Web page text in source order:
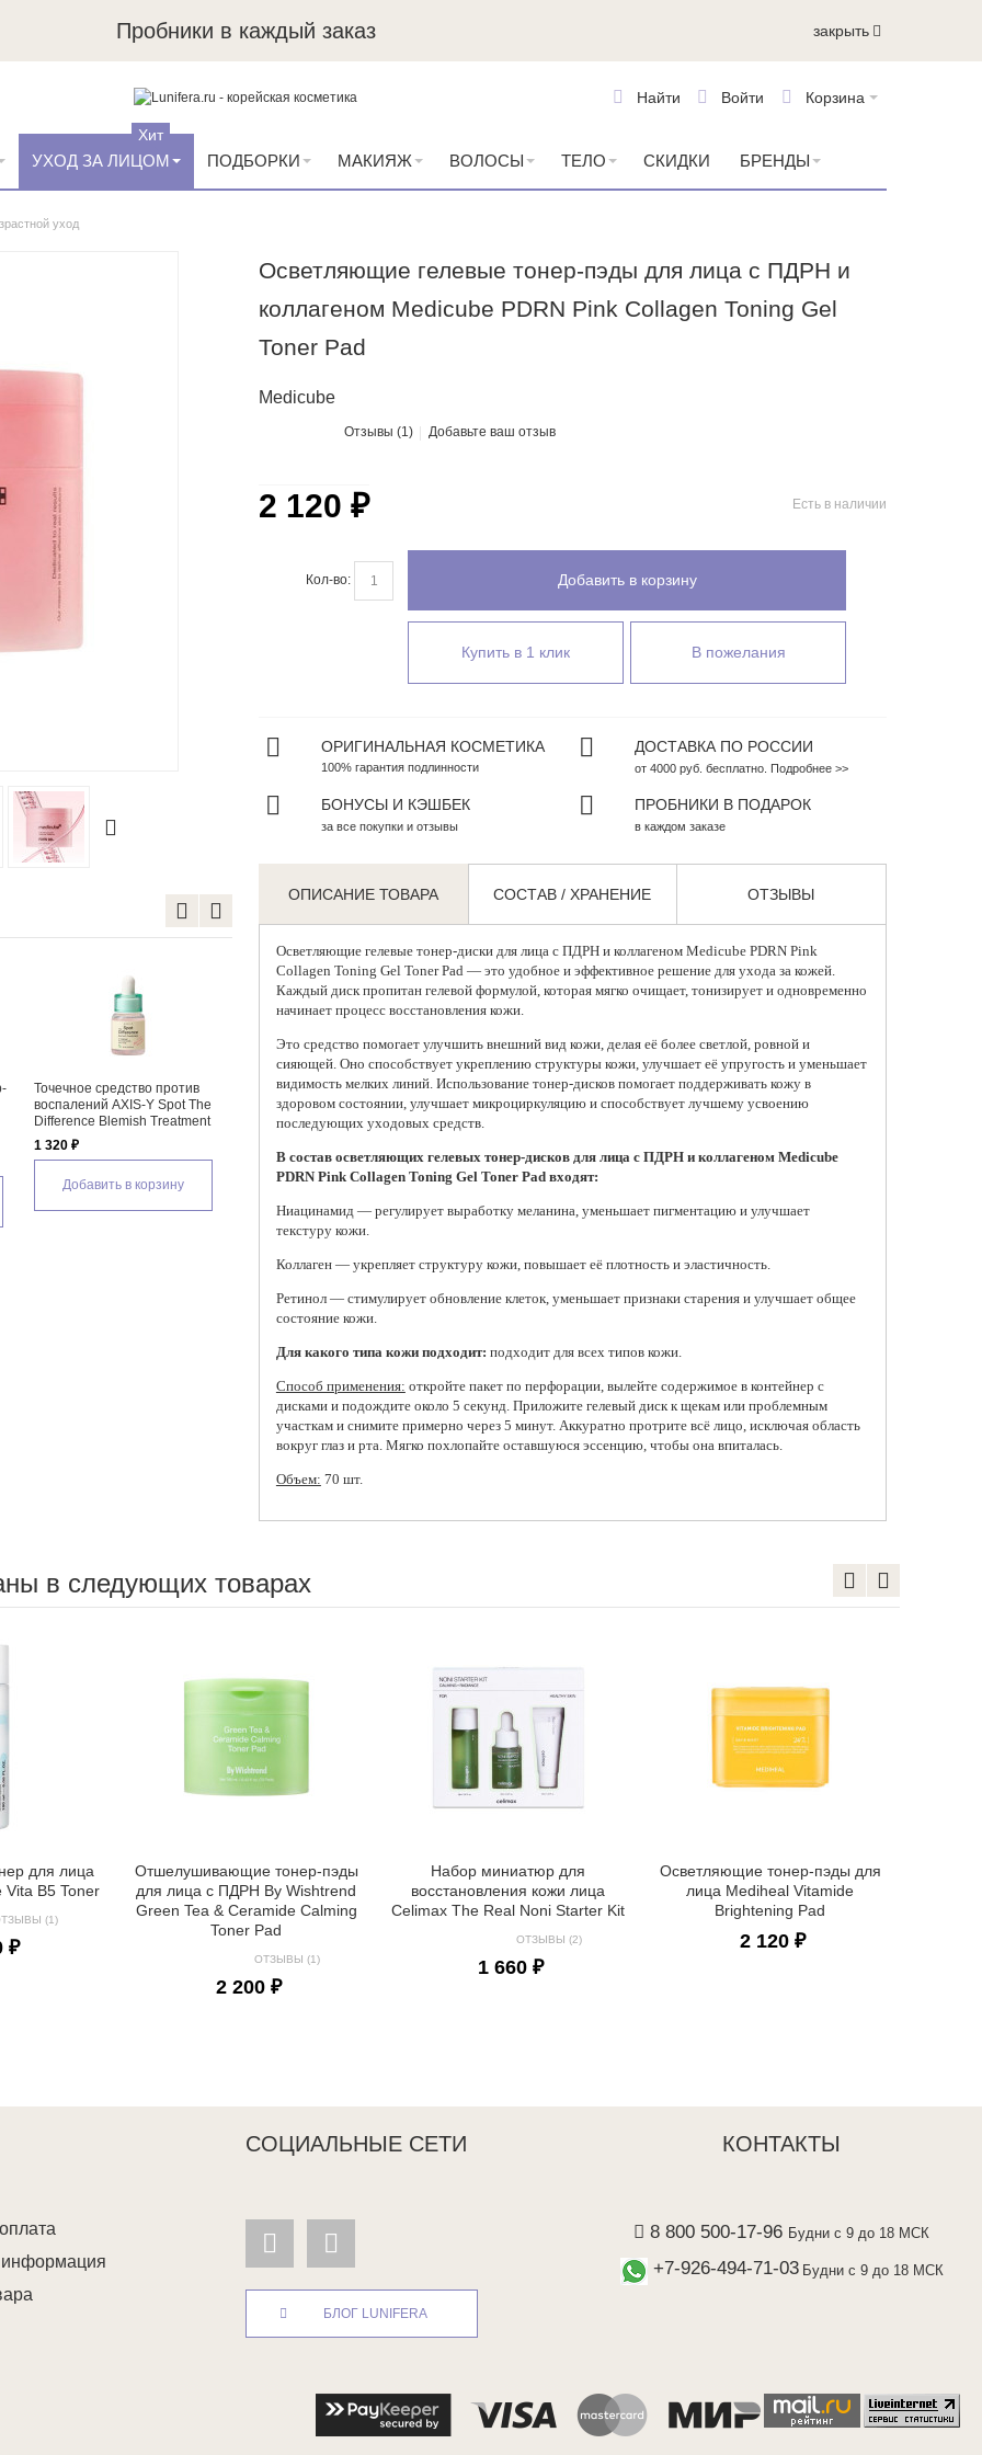
Пробники в каждый заказ закрыть
Корзина
Войти
Найти
УХОД ЗА ЛИЦОМ
Хит
ПОДБОРКИ МАКИЯЖ ВОЛОСЫ ТЕЛО СКИДКИ БРЕНДЫ
уход
Осветляющие гелевые тонер-пэды для лица с ПДРН и
коллагеном Medicube PDRN Pink Collagen Toning Gel
Toner Pad
Medicube
Отзывы (1) Добавьте ваш отзыв
Омолаживающая барьерная
сыворотка для лица с ПДРН
VT Cosmetics R5 Firming
Ampoule
1 960 ₽
Увлажняющий лосьон для
лица Celimax The Real Noni
Hydra Firming Lotion
Добавить в корзину
Интенсивная бустер-
сыворотка для лица с
микроиглами в стиках VT
Stick Pouch, 2 мл * 10 шт
1 000 ₽
Добавить в корзину
Есть в наличии
2 120 ₽
Кол-во: Добавить в корзину
Купить в 1 клик В пожелания
ОРИГИНАЛЬНАЯ КОСМЕТИКА
100% гарантия подлинности
ДОСТАВКА ПО РОССИИ
от 4000 руб. бесплатно. Подробнее >>
БОНУСЫ И КЭШБЕК
за все покупки и отзывы
ПРОБНИКИ В ПОДАРОК
в каждом заказе
ОПИСАНИЕ ТОВАРА СОСТАВ / ХРАНЕНИЕ ОТЗЫВЫ
Осветляющие гелевые тонер-диски для лица с ПДРН и коллагеномMedicube PDRN Pink
Collagen Toning Gel Toner Pad — это удобное и эффективное решение для ухода за кожей.
Каждый диск пропитан гелевой формулой, которая мягко очищает, тонизирует и одновременно
начинает процесс восстановления кожи.
Это средство помогает улучшить внешний вид кожи, делая её более светлой, ровной и
сияющей. Оно способствует укреплению структуры кожи, улучшает её упругость и уменьшает
видимость мелких линий. Использование тонер-дисков помогает поддерживать кожу в
здоровом состоянии, улучшает микроциркуляцию и способствует лучшему усвоению
последующих уходовых средств.
В состав осветляющих гелевых тонер-дисков для лица с ПДРН и коллагеном Medicube
PDRN Pink Collagen Toning Gel Toner Pad входят:
Ниацинамид — регулирует выработку меланина, уменьшает пигментацию и улучшает
текстуру кожи.
Коллаген — укрепляет структуру кожи, повышает её плотность и эластичность.
Ретинол — стимулирует обновление клеток, уменьшает признаки старения и улучшает общее
состояние кожи.
Для какого типа кожи подходит: подходит для всех типов кожи.
Способ применения: откройте пакет по перфорации, вылейте содержимое в контейнер с
дисками и подождите около 5 секунд. Приложите гелевый диск к щекам или проблемным
участкам и снимите примерно через 5 минут. Аккуратно протрите всё лицо, исключая область
вокруг глаз и рта. Мягко похлопайте оставшуюся эссенцию, чтобы она впиталась.
Объем: 70 шт.
в следующих товарах
для лица
Vita B5 Toner
(1)
₽
Отшелушивающие тонер-пэды
для лица с ПДРН By Wishtrend
Green Tea & Ceramide Calming
Toner Pad
ОТЗЫВЫ (1)
2 200 ₽
Набор миниатюр для
восстановления кожи лица
Celimax The Real Noni Starter Kit
ОТЗЫВЫ (2)
1 660 ₽
Осветляющие тонер-пэды для
лица Mediheal Vitamide
Brightening Pad
2 120 ₽
СОЦИАЛЬНЫЕ СЕТИ КОНТАКТЫ
информация
БЛОГ LUNIFERA
8 800 500-17-96 Будни с 9 до 18 МСК
+7-926-494-71-03 Будни с 9 до 18 МСК